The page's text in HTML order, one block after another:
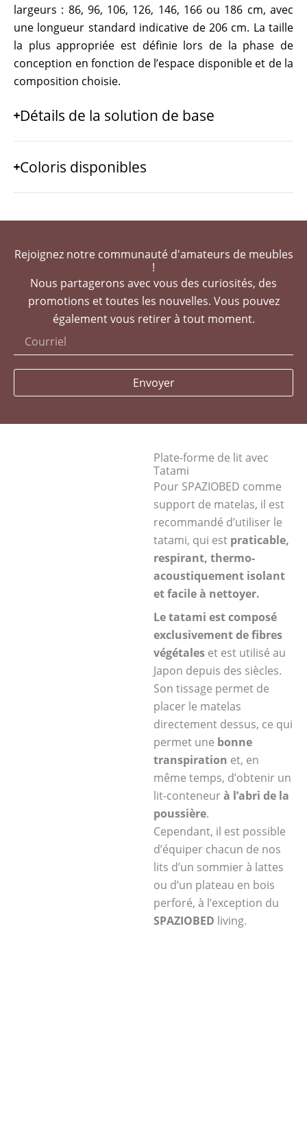
largeurs : 86, 96, 106, 126, 146, 166 ou 186 cm, avec
une longueur standard indicative de 206 cm. La taille
la plus appropriée est définie lors de la phase de
conception en fonction de l’espace disponible et de la
composition choisie.
Détails de la solution de base
Coloris disponibles
Rejoignez notre communauté d'amateurs de meubles
!
Nous partagerons avec vous des curiosités, des
promotions et toutes les nouvelles. Vous pouvez
également vous retirer à tout moment.
Envoyer
Plate-forme de lit avec
Tatami
Pour SPAZIOBED comme
support de matelas, il est
recommandé d’utiliser le
tatami, qui est praticable,
respirant, thermo-
acoustiquement isolant
et facile à nettoyer.
Le tatami est composé
exclusivement de fibres
végétales et est utilisé au
Japon depuis des siècles.
Son tissage permet de
placer le matelas
directement dessus, ce qui
permet une bonne
transpiration et, en
même temps, d’obtenir un
lit-conteneurà l’abri de la
poussière.
Cependant, il est possible
d’équiper chacun de nos
lits d’un sommier à lattes
ou d’un plateau en bois
perforé, à l’exception du
SPAZIOBED living.